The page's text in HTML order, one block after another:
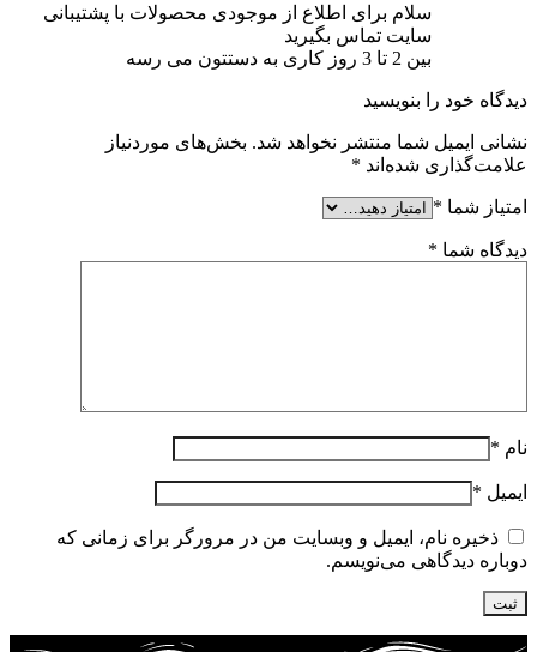
سلام برای اطلاع از موجودی محصولات با پشتیبانی
سایت تماس بگیرید
بین 2 تا 3 روز کاری به دستتون می رسه
دیدگاه خود را بنویسید
نشانی ایمیل شما منتشر نخواهد شد. بخش‌های موردنیاز
علامت‌گذاری شده‌اند *
امتیاز شما *
دیدگاه شما *
نام *
ایمیل *
ذخیره نام، ایمیل و وبسایت من در مرورگر برای زمانی که
دوباره دیدگاهی می‌نویسم.